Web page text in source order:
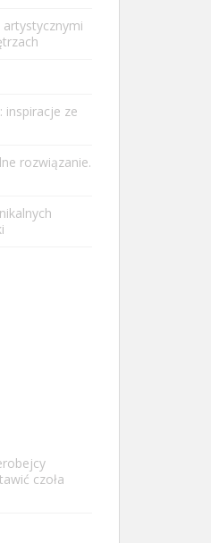
inspiracje ze
rozwiązanie.
czoła